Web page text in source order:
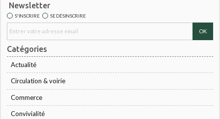
Newsletter
S'INSCRIRE SE DÉSINSCRIRE
Catégories
Actualité
Circulation & voirie
Commerce
Convivialité